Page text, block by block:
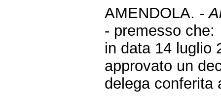
AMENDOLA. -
- premesso che:
in data 14 luglio
approvato un
delega conferita